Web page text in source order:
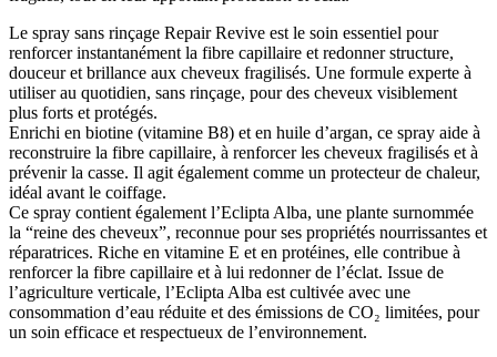
Le spray sans rinçage Repair Revive est le soin essentiel pour
renforcer instantanément la fibre capillaire et redonner structure,
douceur et brillance aux cheveux fragilisés. Une formule experte à
utiliser au quotidien, sans rinçage, pour des cheveux visiblement
plus forts et protégés.
Enrichi en biotine (vitamine B8) et en huile d’argan, ce spray aide à
reconstruire la fibre capillaire, à renforcer les cheveux fragilisés et à
prévenir la casse. Il agit également comme un protecteur de chaleur,
idéal avant le coiffage.
Ce spray contient également l’Eclipta Alba, une plante surnommée
la “reine des cheveux”, reconnue pour ses propriétés nourrissantes et
réparatrices. Riche en vitamine E et en protéines, elle contribue à
renforcer la fibre capillaire et à lui redonner de l’éclat. Issue de
l’agriculture verticale, l’Eclipta Alba est cultivée avec une
consommation d’eau réduite et des émissions de CO₂ limitées, pour
un soin efficace et respectueux de l’environnement.